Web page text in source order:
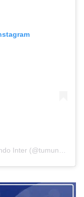
(@tumundointer)